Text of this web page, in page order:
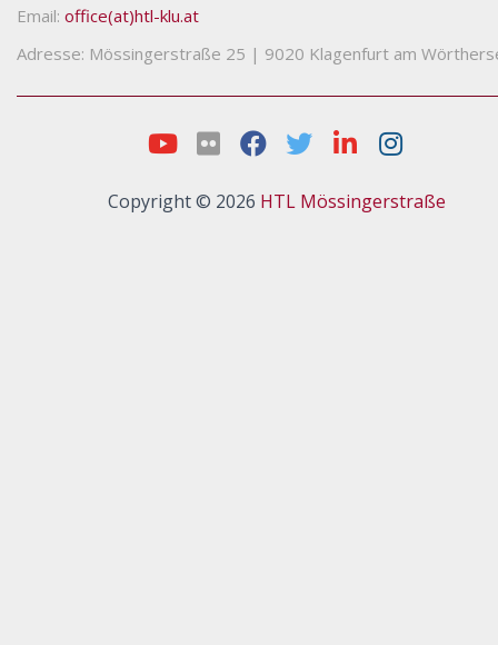
Email: office(at)htl-klu.at
Adresse: Mössingerstraße 25 | 9020 Klagenfurt am
Copyright © 2026 HTL Mössingerstraße